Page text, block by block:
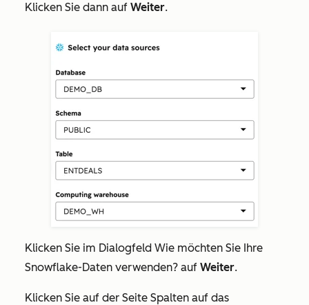
Klicken Sie dann auf Weiter.
Klicken Sie im Dialogfeld Wie möchten Sie Ihre
Snowflake-Daten verwenden? auf Weiter.
Klicken Sie auf der Seite Spalten auf das